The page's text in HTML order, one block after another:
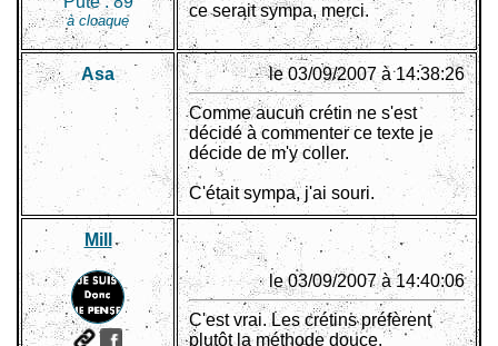
à cloaque
ce serait sympa, merci.
Asa le 03/09/2007 à 14:38:26
Comme aucun crétin ne s'est
décidé à commenter ce texte je
décide de m'y coller.
C'était sympa, j'ai souri.
Mill
le 03/09/2007 à 14:40:06
C'est vrai. Les crétins préfèrent
plutôt la méthode douce.